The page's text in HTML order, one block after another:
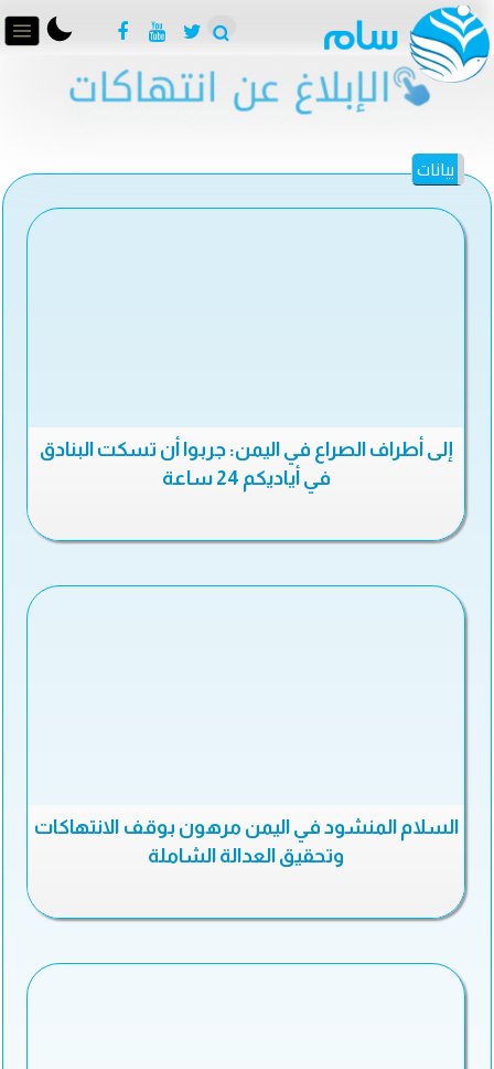
بيانات
إلى أطراف الصراع في اليمن: جربوا أن تسكت البنادق
في أياديكم 24 ساعة
السلام المنشود في اليمن مرهون بوقف الانتهاكات
وتحقيق العدالة الشاملة